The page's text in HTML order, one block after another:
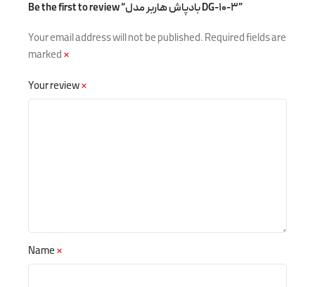
Be the first to review “بادپاش هاربر مدل DG-۱۰-۳”
Your email address will not be published.Required fields are
marked*
Your review*
Name*